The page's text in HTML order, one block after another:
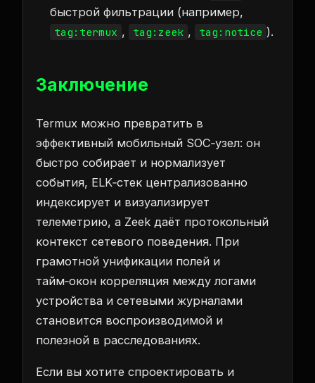
быстрой фильтрации (например,
tag:termux , tag:zeek , tag:notice ).
Заключение
Termux можно превратить в
эффективный мобильный SOC‑узел: он
быстро собирает и нормализует
события, ELK‑стек централизованно
индексирует и визуализирует
телеметрию, а Zeek даёт протокольный
контекст сетевого поведения. При
грамотной унификации полей и
тайм‑окон корреляция между логами
устройства и сетевыми журналами
становится воспроизводимой и
полезной в расследованиях.
Если вы хотите спроектировать и